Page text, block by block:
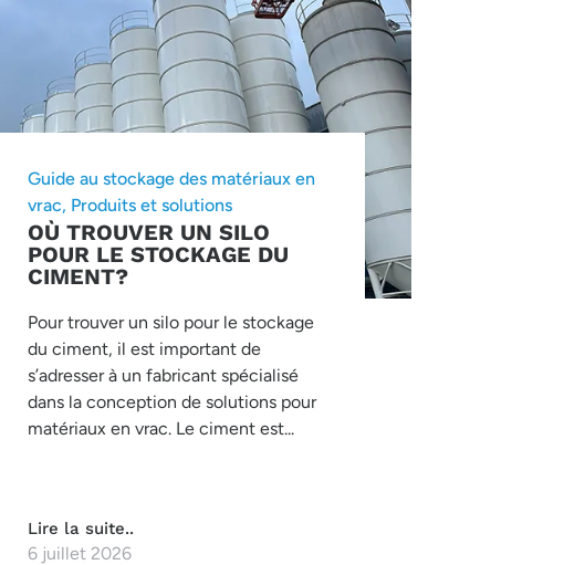
Guide au stockage des matériaux en
vrac, Produits et solutions
OÙ TROUVER UN SILO
POUR LE STOCKAGE DU
CIMENT?
Pour trouver un silo pour le stockage
du ciment, il est important de
s’adresser à un fabricant spécialisé
dans la conception de solutions pour
matériaux en vrac. Le ciment est...
Lire la suite..
6 juillet 2026